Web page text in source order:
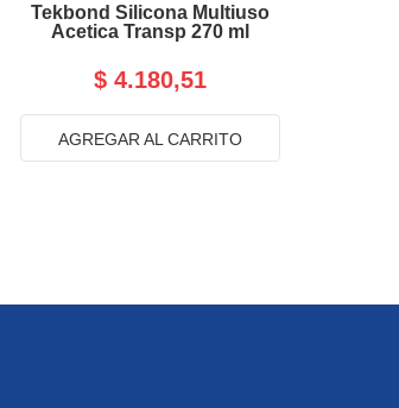
Tekbond Silicona Multiuso
Acetica Transp 270 ml
$ 4.180,51
AGREGAR AL CARRITO